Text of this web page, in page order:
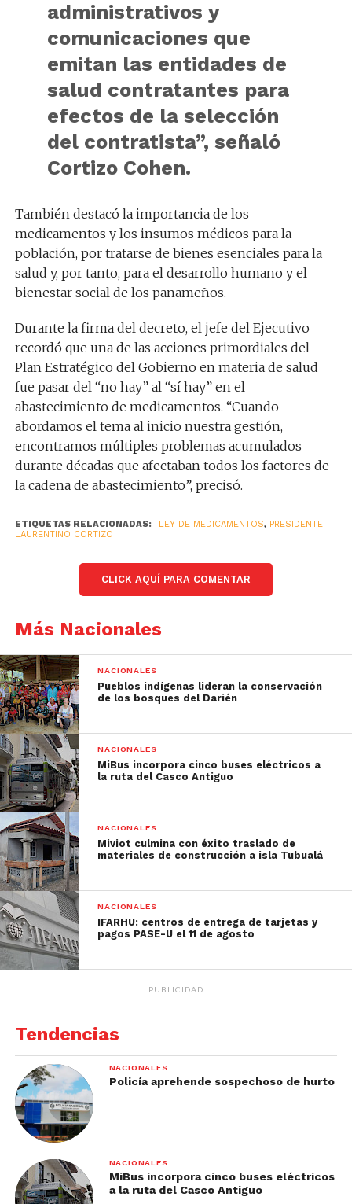
administrativos y
comunicaciones que
emitan las entidades de
salud contratantes para
efectos de la selección
del contratista”, señaló
Cortizo Cohen.
También destacó la importancia de los
medicamentos y los insumos médicos para la
población, por tratarse de bienes esenciales para la
salud y, por tanto, para el desarrollo humano y el
bienestar social de los panameños.
Durante la firma del decreto, el jefe del Ejecutivo
recordó que una de las acciones primordiales del
Plan Estratégico del Gobierno en materia de salud
fue pasar del “no hay” al “sí hay” en el
abastecimiento de medicamentos. “Cuando
abordamos el tema al inicio nuestra gestión,
encontramos múltiples problemas acumulados
durante décadas que afectaban todos los factores de
la cadena de abastecimiento”, precisó.
ETIQUETAS RELACIONADAS: LEY DE MEDICAMENTOS, PRESIDENTE
LAURENTINO CORTIZO
CLICK AQUÍ PARA COMENTAR
Más Nacionales
NACIONALES
Pueblos indígenas lideran la conservación
de los bosques del Darién
NACIONALES
MiBus incorpora cinco buses eléctricos a
la ruta del Casco Antiguo
NACIONALES
Miviot culmina con éxito traslado de
materiales de construcción a isla Tubualá
NACIONALES
IFARHU: centros de entrega de tarjetas y
pagos PASE-U el 11 de agosto
PUBLICIDAD
Tendencias
NACIONALES
Policía aprehende sospechoso de hurto
NACIONALES
MiBus incorpora cinco buses eléctricos
a la ruta del Casco Antiguo